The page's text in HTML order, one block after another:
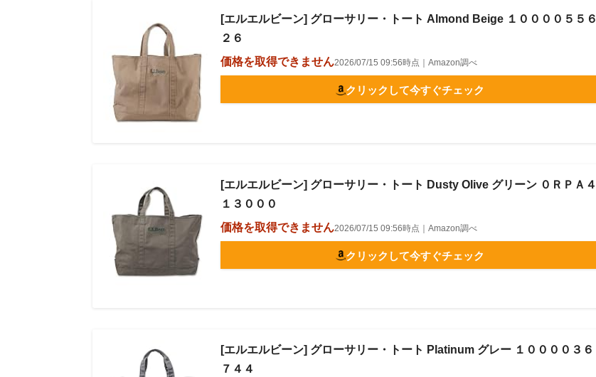
[エルエルビーン] グローサリー・トート Almond Beige １００００５５６
２６
価格を取得できません2026/07/15 09:56時点｜Amazon調べ
クリックして今すぐチェック
[エルエルビーン] グローサリー・トート Dusty Olive グリーン ０ＲＰＡ４
１３０００
価格を取得できません2026/07/15 09:56時点｜Amazon調べ
クリックして今すぐチェック
[エルエルビーン] グローサリー・トート Platinum グレー １００００３６
７４４